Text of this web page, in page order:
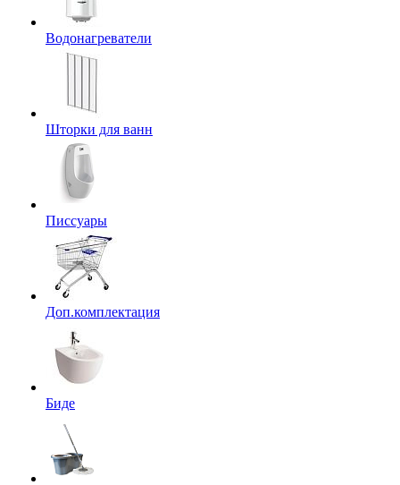
Водонагреватели
Шторки для ванн
Писсуары
Доп.комплектация
Биде